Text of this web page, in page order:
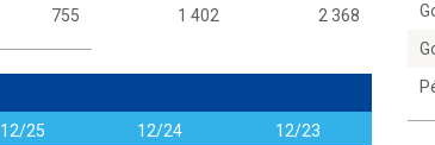
755 1 402 2 368
12/25 12/24
12/23